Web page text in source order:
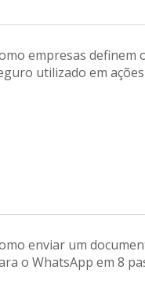
empresas definem
utilizado em
enviar um
o WhatsApp em 8